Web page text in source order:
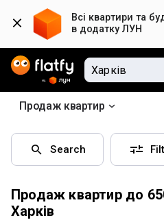
Всі квартири та
в додатку ЛУН
Продаж квартир
Search
Продаж квартир до
Харків